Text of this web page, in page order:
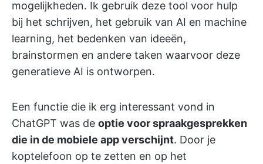
mogelijkheden. Ik gebruik deze tool voor hulp
bij het schrijven, het gebruik van AI en machine
learning, het bedenken van ideeën,
brainstormen en andere taken waarvoor deze
generatieve AI is ontworpen.
Een functie die ik erg interessant vond in
ChatGPT was de optie voor spraakgesprekken
die in de mobiele app verschijnt. Door je
koptelefoon op te zetten en op het